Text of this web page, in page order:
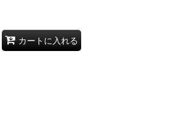
カートに入れる